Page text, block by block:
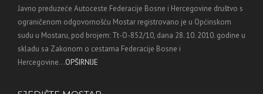
Javno preduzeće Autoceste Federacije Bosne i Hercegovine društvo s
ograničenom odgovornošću Mostar registrovano je u Općinskom
sudu u Mostaru, pod brojem: Tt-O-852/10, dana 28. 10. 2010. godine u
skladu sa Zakonom o cestama Federacije Bosne i
Hercegovine...OPŠIRNIJE